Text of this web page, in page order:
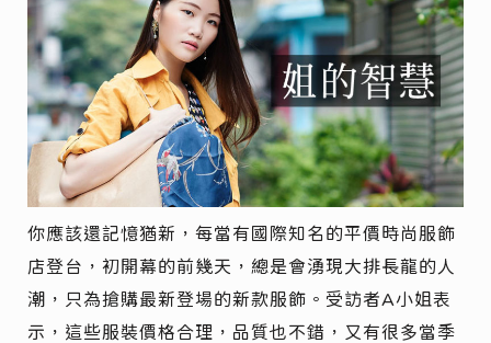
你應該還記憶猶新，每當有國際知名的平價時尚服飾
店登台，初開幕的前幾天，總是會湧現大排長龍的人
潮，只為搶購最新登場的新款服飾。受訪者A小姐表
示，這些服裝價格合理，品質也不錯，又有很多當季